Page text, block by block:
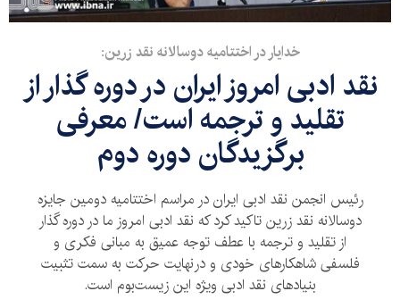
خدایار در اختتامیه دوسالانه نقد زرین:
نقد ادبی امروز ایران در دوره گذار از
تقلید و ترجمه است/ معرفی
برگزیدگان دوره دوم
رئیس انجمن نقد ادبی ایران در مراسم اختتامیه دومین جایزه
دوسالانه نقد زرین تاکید کرد که نقد ادبی امروز ما در دوره گذار
از تقلید و ترجمه با عطف توجه عمیق به مبانی فکری و
فلسفی شاهکارهای خودی و درنهایت حرکت به سمت تثبیت
بنیادهای نقد ادبی ویژه این زیست‌بوم است.